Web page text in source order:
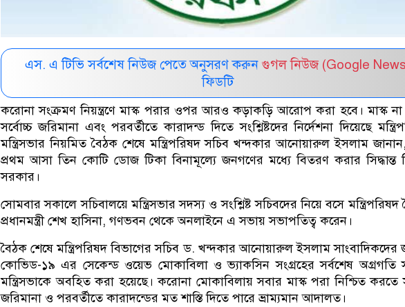
এস. এ টিভি সর্বশেষ নিউজ পেতে অনুসরণ করুন গুগল নিউজ (Google
ফিডটি
করোনা সংক্রমণ নিয়ন্ত্রণে মাস্ক পরার ওপর আরও কড়াকড়ি আরোপ করা হবে। মাস্ক
সর্বোচ্চ জরিমানা এবং পরবর্তীতে কারাদন্ড দিতে সংশ্লিষ্টদের নির্দেশনা দিয়েছে
মন্ত্রিসভার নিয়মিত বৈঠক শেষে মন্ত্রিপরিষদ সচিব খন্দকার আনোয়ারুল ইসলাম
প্রথম আসা তিন কোটি ডোজ টিকা বিনামূল্যে জনগণের মধ্যে বিতরণ করার সিদ্ধান্ত
সরকার।
সোমবার সকালে সচিবালয়ে মন্ত্রিসভার সদস্য ও সংশ্লিষ্ট সচিবদের নিয়ে বসে মন্ত্রিপরিষদ
প্রধানমন্ত্রী শেখ হাসিনা, গণভবন থেকে অনলাইনে এ সভায় সভাপতিত্ব করেন।
বৈঠক শেষে মন্ত্রিপরিষদ বিভাগের সচিব ড. খন্দকার আনোয়ারুল ইসলাম সাংবাদিকদের
কোভিড-১৯ এর সেকেন্ড ওয়েভ মোকাবিলা ও ভ্যাকসিন সংগ্রহের সর্বশেষ অগ্রগতি
মন্ত্রিসভাকে অবহিত করা হয়েছে। করোনা মোকাবিলায় সবার মাস্ক পরা নিশ্চিত করতে
জরিমানা ও পরবর্তীতে কারাদন্ডের মত শাস্তি দিতে পারে ভ্রাম্যমান আদালত।